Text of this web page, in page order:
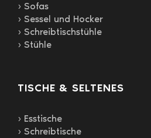
› Sofas
› Sessel und Hocker
› Schreibtischstühle
› Stühle
TISCHE & SELTENES
› Esstische
› Schreibtische